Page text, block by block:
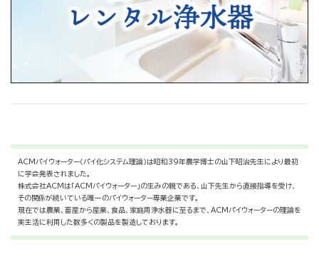
ACMパイウォーター（パイ化システム理論）は昭和39年農学博士の山下昭治先生により最初
に学会発表されました。
株式会社ACMは「ACMパイウォーター」の生みの親である、山下先生から直接指導を受け、
その関係が続いている唯一のパイウォーター専業企業です。
現在では農業、畜産から産業、食品、家庭用浄水器に至るまで、ACMパイウォーターの理論を
実生活に利用した数多くの製品を製造しております。